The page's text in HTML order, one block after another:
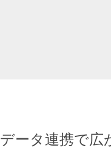
データ連携で広